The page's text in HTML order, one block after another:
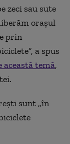
zeci sau sute
orașul
prin
a spus
această temă,
sunt „în